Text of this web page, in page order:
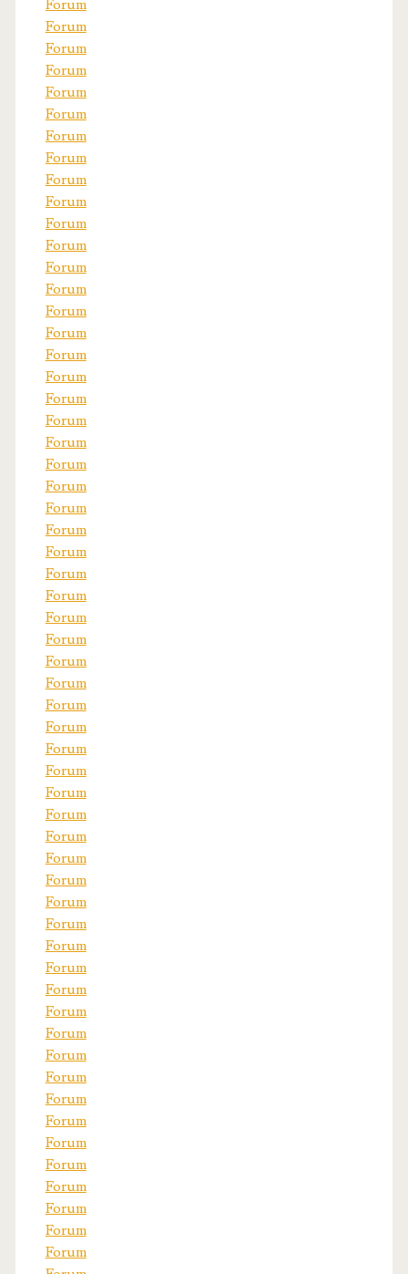
Forum
Forum
Forum
Forum
Forum
Forum
Forum
Forum
Forum
Forum
Forum
Forum
Forum
Forum
Forum
Forum
Forum
Forum
Forum
Forum
Forum
Forum
Forum
Forum
Forum
Forum
Forum
Forum
Forum
Forum
Forum
Forum
Forum
Forum
Forum
Forum
Forum
Forum
Forum
Forum
Forum
Forum
Forum
Forum
Forum
Forum
Forum
Forum
Forum
Forum
Forum
Forum
Forum
Forum
Forum
Forum
Forum
Forum